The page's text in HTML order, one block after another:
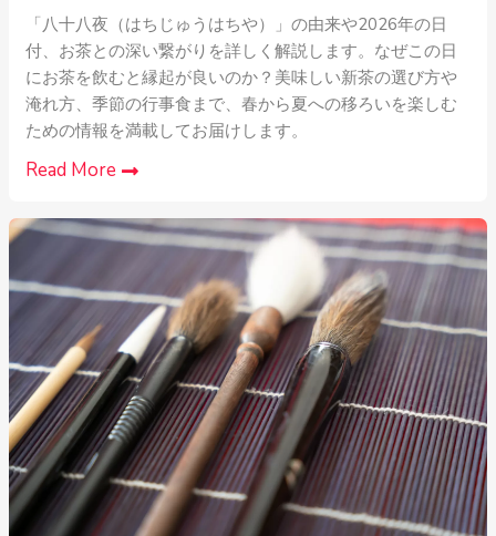
「八十八夜（はちじゅうはちや）」の由来や2026年の日
付、お茶との深い繋がりを詳しく解説します。なぜこの日
にお茶を飲むと縁起が良いのか？美味しい新茶の選び方や
淹れ方、季節の行事食まで、春から夏への移ろいを楽しむ
ための情報を満載してお届けします。
Read More